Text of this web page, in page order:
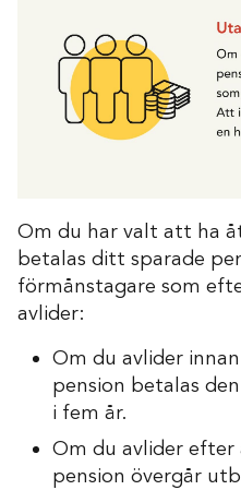
Om du har valt att ha
betalas ditt sparade
förmånstagare som
avlider:
Om du avlider
pension betalas
i fem år.
Om du avlider
pension övergår